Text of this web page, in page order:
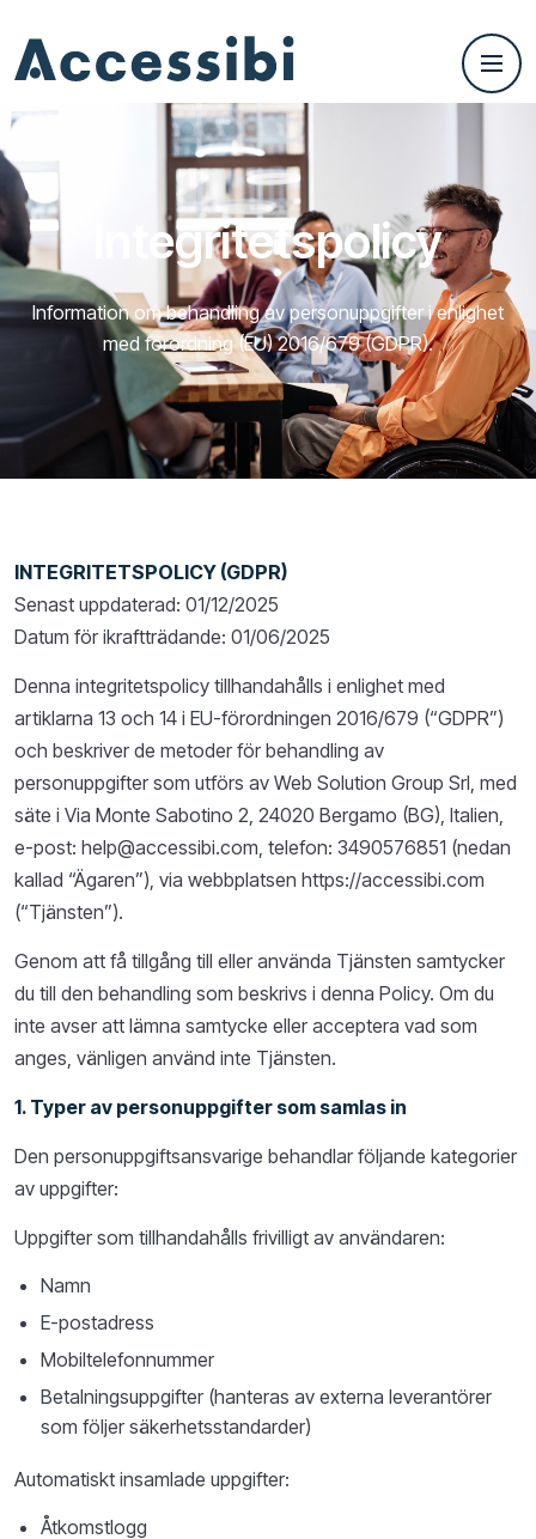
Integritetspolicy
Information om behandling av personuppgifter i enlighet
med förordning (EU) 2016/679 (GDPR).
INTEGRITETSPOLICY (GDPR)
Senast uppdaterad: 01/12/2025
Datum för ikraftträdande: 01/06/2025
Denna integritetspolicy tillhandahålls i enlighet med
artiklarna 13 och 14 i EU-förordningen 2016/679 (“GDPR”)
och beskriver de metoder för behandling av
personuppgifter som utförs av Web Solution Group Srl, med
säte i Via Monte Sabotino 2, 24020 Bergamo (BG), Italien,
e-post: help@accessibi.com, telefon: 3490576851 (nedan
kallad “Ägaren”), via webbplatsen https://accessibi.com
(“Tjänsten”).
Genom att få tillgång till eller använda Tjänsten samtycker
du till den behandling som beskrivs i denna Policy. Om du
inte avser att lämna samtycke eller acceptera vad som
anges, vänligen använd inte Tjänsten.
1. Typer av personuppgifter som samlas in
Den personuppgiftsansvarige behandlar följande kategorier
av uppgifter:
Uppgifter som tillhandahålls frivilligt av användaren:
Namn
E-postadress
Mobiltelefonnummer
Betalningsuppgifter (hanteras av externa leverantörer
som följer säkerhetsstandarder)
Automatiskt insamlade uppgifter:
Åtkomstlogg